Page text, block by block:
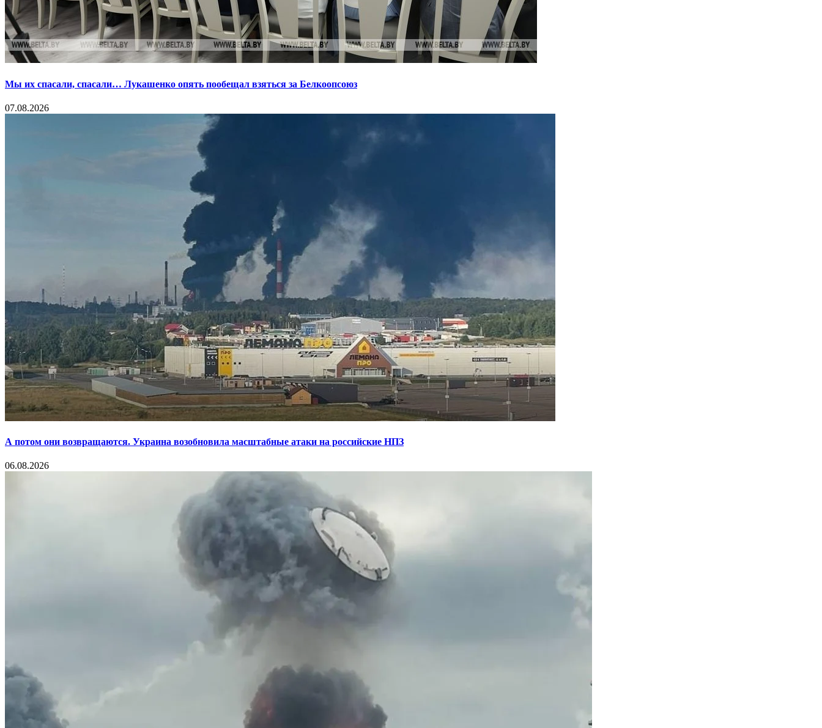
Мы их спасали, спасали… Лукашенко опять пообещал взяться за Белкоопсоюз
07.08.2026
А потом они возвращаются. Украина возобновила масштабные атаки на российские НПЗ
06.08.2026